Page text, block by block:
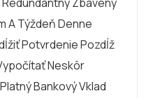
A Týždeň Denne
Potvrdenie Pozdĺž
Neskôr
Bankový Vklad